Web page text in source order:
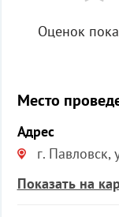
Оценок
Место
Адрес
г. Павловск,
Показать на